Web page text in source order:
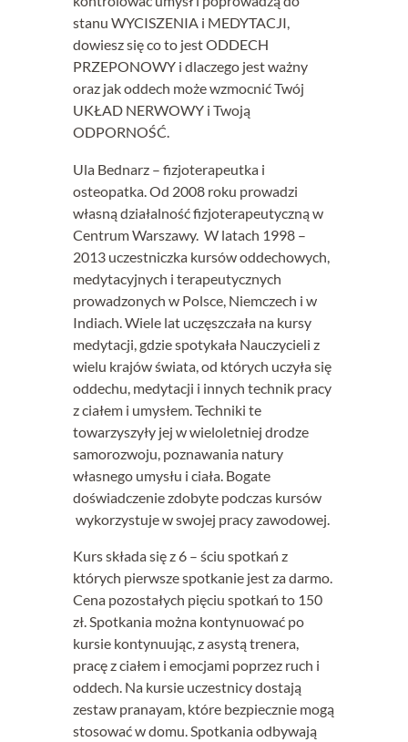
stanu WYCISZENIA i MEDYTACJI,
dowiesz się co to jest ODDECH
PRZEPONOWY i dlaczego jest ważny
oraz jak oddech może wzmocnić Twój
UKŁAD NERWOWY i Twoją
ODPORNOŚĆ.
Ula Bednarz – fizjoterapeutka i
osteopatka. Od 2008 roku prowadzi
własną działalność fizjoterapeutyczną w
Centrum Warszawy. W latach 1998 –
2013 uczestniczka kursów oddechowych,
medytacyjnych i terapeutycznych
prowadzonych w Polsce, Niemczech i w
Indiach. Wiele lat uczęszczała na kursy
medytacji, gdzie spotykała Nauczycieli z
wielu krajów świata, od których uczyła się
oddechu, medytacji i innych technik pracy
z ciałem i umysłem. Techniki te
towarzyszyły jej w wieloletniej drodze
samorozwoju, poznawania natury
własnego umysłu i ciała. Bogate
doświadczenie zdobyte podczas kursów
wykorzystuje w swojej pracy zawodowej.
Kurs składa się z 6 – ściu spotkań z
których pierwsze spotkanie jest za darmo.
Cena pozostałych pięciu spotkań to 150
zł. Spotkania można kontynuować po
kursie kontynuując, z asystą trenera,
pracę z ciałem i emocjami poprzez ruch i
oddech. Na kursie uczestnicy dostają
zestaw pranayam, które bezpiecznie mogą
stosować w domu. Spotkania odbywają